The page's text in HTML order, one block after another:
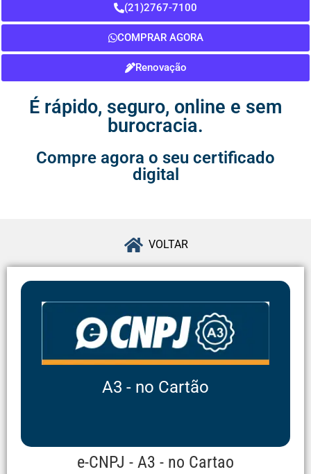
(21)2767-7100
COMPRAR AGORA
Renovação
É rápido, seguro, online e sem
burocracia.
Compre agora o seu certificado
digital
VOLTAR
A3 - no Cartão
e-CNPJ - A3 - no Cartao